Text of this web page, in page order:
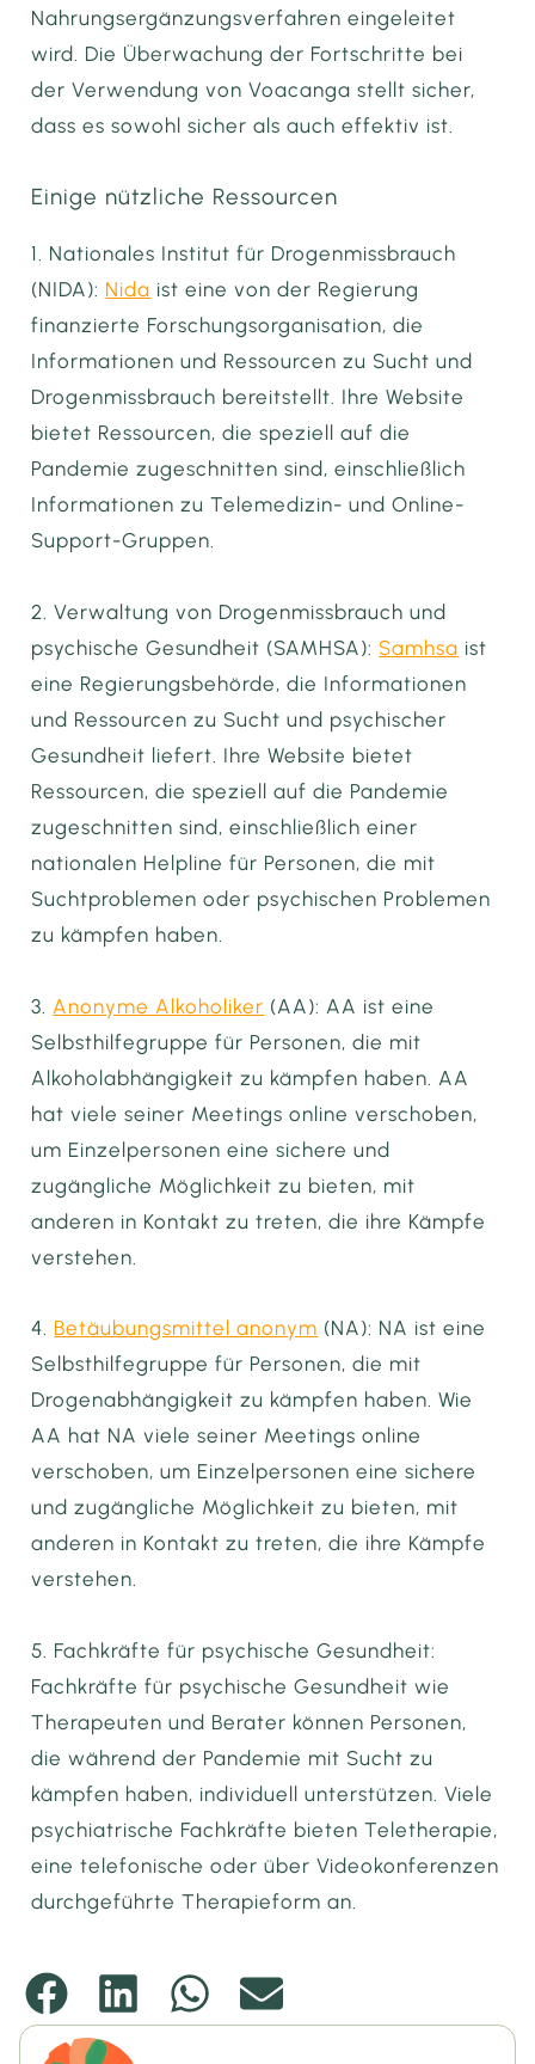
Nahrungsergänzungsverfahren eingeleitet
wird. Die Überwachung der Fortschritte bei
der Verwendung von Voacanga stellt sicher,
dass es sowohl sicher als auch effektiv ist.
Einige nützliche Ressourcen
1. Nationales Institut für Drogenmissbrauch
(NIDA): Nida ist eine von der Regierung
finanzierte Forschungsorganisation, die
Informationen und Ressourcen zu Sucht und
Drogenmissbrauch bereitstellt. Ihre Website
bietet Ressourcen, die speziell auf die
Pandemie zugeschnitten sind, einschließlich
Informationen zu Telemedizin- und Online-
Support-Gruppen.
2. Verwaltung von Drogenmissbrauch und
psychische Gesundheit (SAMHSA): Samhsa ist
eine Regierungsbehörde, die Informationen
und Ressourcen zu Sucht und psychischer
Gesundheit liefert. Ihre Website bietet
Ressourcen, die speziell auf die Pandemie
zugeschnitten sind, einschließlich einer
nationalen Helpline für Personen, die mit
Suchtproblemen oder psychischen Problemen
zu kämpfen haben.
3. Anonyme Alkoholiker (AA): AA ist eine
Selbsthilfegruppe für Personen, die mit
Alkoholabhängigkeit zu kämpfen haben. AA
hat viele seiner Meetings online verschoben,
um Einzelpersonen eine sichere und
zugängliche Möglichkeit zu bieten, mit
anderen in Kontakt zu treten, die ihre Kämpfe
verstehen.
4. Betäubungsmittel anonym (NA): NA ist eine
Selbsthilfegruppe für Personen, die mit
Drogenabhängigkeit zu kämpfen haben. Wie
AA hat NA viele seiner Meetings online
verschoben, um Einzelpersonen eine sichere
und zugängliche Möglichkeit zu bieten, mit
anderen in Kontakt zu treten, die ihre Kämpfe
verstehen.
5. Fachkräfte für psychische Gesundheit:
Fachkräfte für psychische Gesundheit wie
Therapeuten und Berater können Personen,
die während der Pandemie mit Sucht zu
kämpfen haben, individuell unterstützen. Viele
psychiatrische Fachkräfte bieten Teletherapie,
eine telefonische oder über Videokonferenzen
durchgeführte Therapieform an.